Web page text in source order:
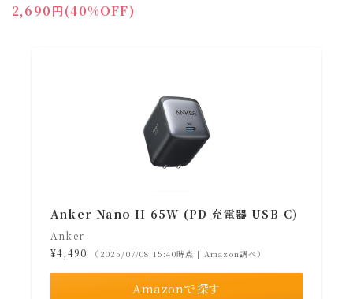
2,690円(40%OFF)
Anker Nano II 65W (PD 充電器 USB-C)
Anker
¥4,490
（2025/07/08 15:40時点 | Amazon調べ）
Amazonで探す